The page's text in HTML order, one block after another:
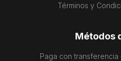
Términos y
Métodos
Paga con